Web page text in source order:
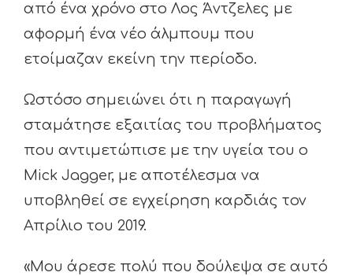
από ένα χρόνο στο Λος Άντζελες με
αφορμή ένα νέο άλμπουμ που
ετοίμαζαν εκείνη την περίοδο.
Ωστόσο σημειώνει ότι η παραγωγή
σταμάτησε εξαιτίας του προβλήματος
που αντιμετώπισε με την υγεία του ο
Mick Jagger, με αποτέλεσμα να
υποβληθεί σε εγχείρηση καρδιάς τον
Απρίλιο του 2019.
«Μου άρεσε πολύ που δούλεψα σε αυτό